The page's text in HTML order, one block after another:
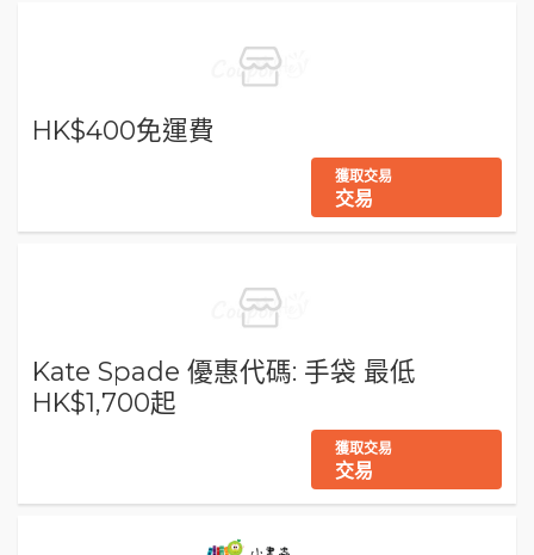
HK$400免運費
獲取交易
交易
Kate Spade 優惠代碼: 手袋 最低
HK$1,700起
獲取交易
交易